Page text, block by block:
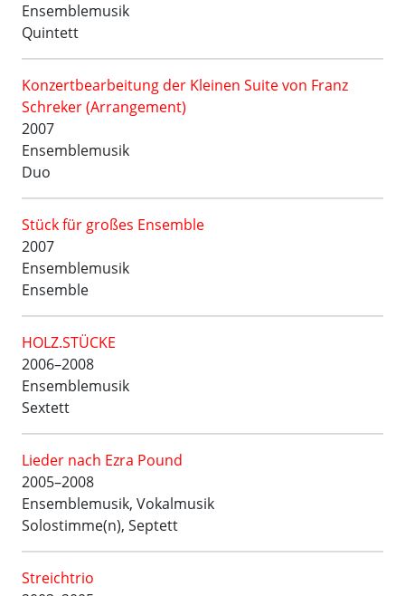
Ensemblemusik
Quintett
Konzertbearbeitung der Kleinen Suite von Franz
Schreker (Arrangement)
2007
Ensemblemusik
Duo
Stück für großes Ensemble
2007
Ensemblemusik
Ensemble
HOLZ.STÜCKE
2006–2008
Ensemblemusik
Sextett
Lieder nach Ezra Pound
2005–2008
Ensemblemusik, Vokalmusik
Solostimme(n), Septett
Streichtrio